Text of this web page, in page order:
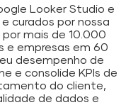
Looker Studio e
curados por nossa
mais de 10.000
e empresas em 60
desempenho de
e consolide KPIs de
do cliente,
de dados e